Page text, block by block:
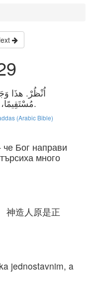
اُنْظُرْ. هذَا
مُسْتَقِيمًا، أَمَّا هُمْ فَطَلَبُوا اخْتِرَاعَاتٍ كَثِيرَةً.
(Arabic Bible)
Бог направи
много
神造人原是正
jednostavnim, a